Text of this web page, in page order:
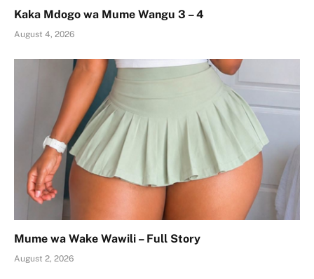
Kaka Mdogo wa Mume Wangu 3 – 4
August 4, 2026
Mume wa Wake Wawili – Full Story
August 2, 2026